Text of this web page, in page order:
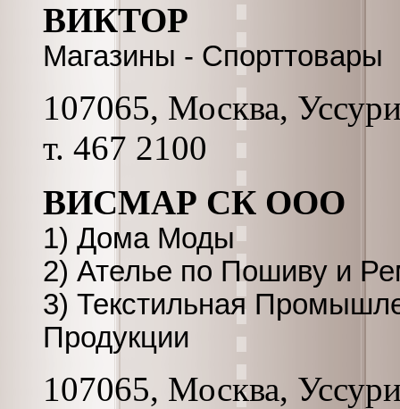
ВИКТОР
Магазины - Спорттовары
107065, Москва,
т. 467 2100
ВИСМАР СК ООО
1) Дома Моды
2) Ателье по Пошиву и
3) Текстильная
Продукции
107065, Москва,